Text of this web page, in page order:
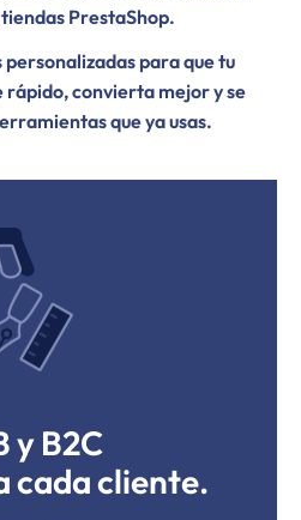
PrestaShop.
para que tu
convierta mejor y se
que ya usas.
y B2C
cada cliente.